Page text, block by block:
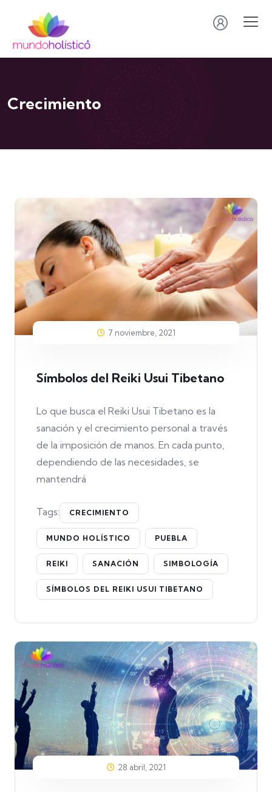
Crecimiento
7 noviembre, 2021
Símbolos del Reiki Usui Tibetano
Lo que busca el Reiki Usui Tibetano es la
sanación y el crecimiento personal a través
de la imposición de manos. En cada punto,
dependiendo de las necesidades, se
mantendrá
Tags: CRECIMIENTO
MUNDO HOLÍSTICO PUEBLA
REIKI SANACIÓN SIMBOLOGÍA
SÍMBOLOS DEL REIKI USUI TIBETANO
28 abril, 2021